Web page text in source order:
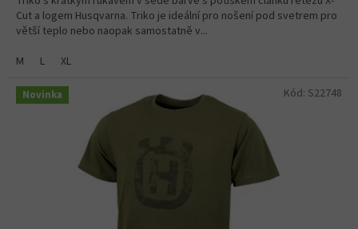
Cut a logem Husqvarna. Triko je ideální pro nošení pod svetrem pro
větší teplo nebo naopak samostatně v...
M
L XL
Novinka Kód: S22748